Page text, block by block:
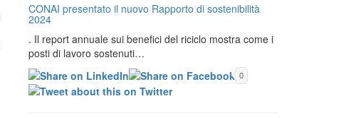
CONAI presentato il nuovo Rapporto di sostenibilità
2024
. Il report annuale sui benefici del riciclo mostra come i
posti di lavoro sostenuti…
0